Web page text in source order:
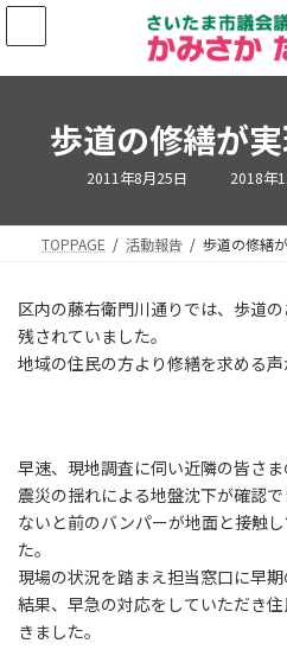
コ
ン
プ
ナ
ー
動
歩道の修繕が実
2011年8月25日 最
終
時
2018年
TOPPAGE 活動報告 歩道の修繕
区内の藤右衛門川通りでは、歩道
残されていました。
地域の住民の方より修繕を求める声
早速、現地調査に伺い近隣の皆さま
震災の揺れによる地盤沈下が確認
ないと前のバンパーが地面と接触
た。
現場の状況を踏まえ担当窓口に早期
結果、早急の対応をしていただき
きました。